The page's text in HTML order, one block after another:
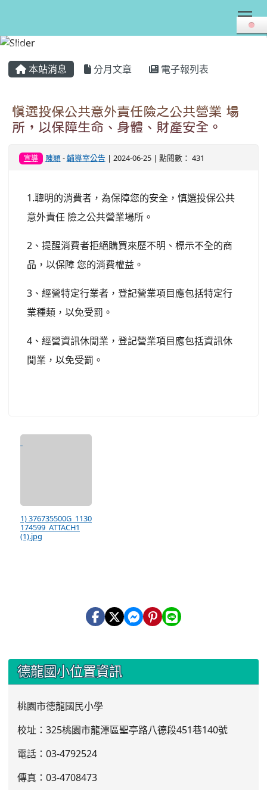
本站消息 分月文章 電子報列表
慎選投保公共意外責任險之公共營業 場
所，以保障生命、身體、財產安全。
宣導 陳穎-輔導室公告 | 2024-06-25 | 點閱數： 431
1.聰明的消費者，為保障您的安全，慎選投保公共
意外責任 險之公共營業場所。
2、提醒消費者拒絕購買來歷不明、標示不全的商
品，以保障 您的消費權益。
3、經營特定行業者，登記營業項目應包括特定行
業種類，以免受罰。
4、經營資訊休閒業，登記營業項目應包括資訊休
閒業，以免受罰。
1) 376735500G_1130
174599_ATTACH1
(1).jpg
::: 德龍國小位置資訊
桃園市德龍國民小學
校址：325桃園市龍潭區聖亭路八德段451巷140號
電話：03-4792524
傳真：03-4708473